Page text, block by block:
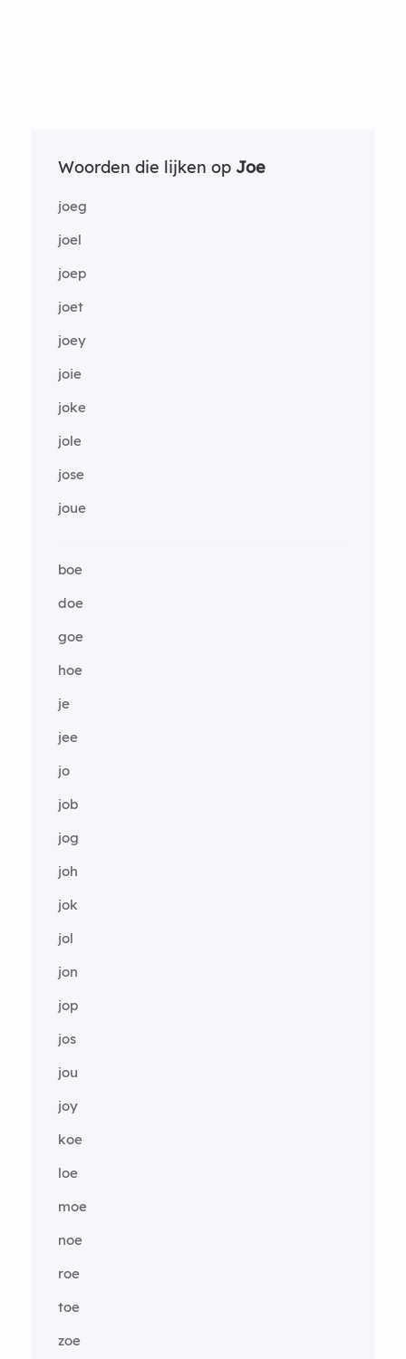
Woorden die lijken op Joe
joeg
joel
joep
joet
joey
joie
joke
jole
jose
joue
boe
doe
goe
hoe
je
jee
jo
job
jog
joh
jok
jol
jon
jop
jos
jou
joy
koe
loe
moe
noe
roe
toe
zoe